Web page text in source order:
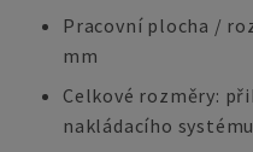
Pracovní plocha /
mm
Celkové rozměry:
nakládacího